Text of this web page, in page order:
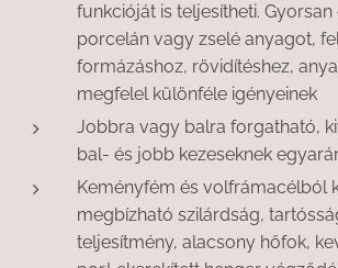
funkcióját is teljesítheti.
porcelán vagy zselé anyagot,
formázáshoz, rövidítéshez,
megfelel különféle igényeinek
Jobbra vagy balra forgatható,
bal- és jobb kezeseknek
Keményfém és volfrámacélból
megbízható szilárdság,
teljesítmény, alacsony hőfok,